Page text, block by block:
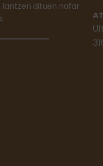
lantzen dituen nafar